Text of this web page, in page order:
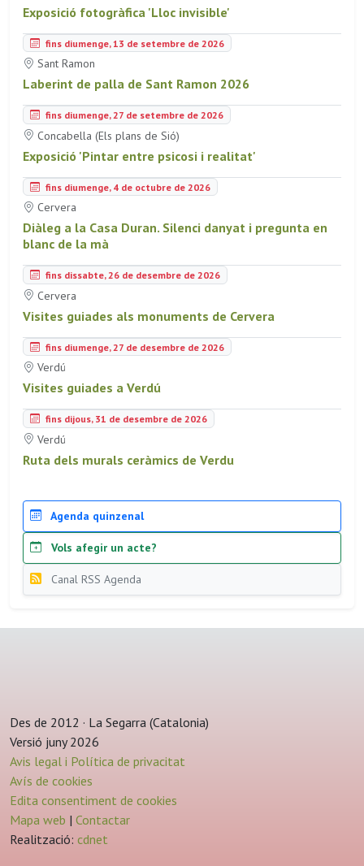
Exposició fotogràfica 'Lloc invisible'
fins diumenge, 13 de setembre de 2026
Sant Ramon
Laberint de palla de Sant Ramon 2026
fins diumenge, 27 de setembre de 2026
Concabella (Els plans de Sió)
Exposició 'Pintar entre psicosi i realitat'
fins diumenge, 4 de octubre de 2026
Cervera
Diàleg a la Casa Duran. Silenci danyat i pregunta en
blanc de la mà
fins dissabte, 26 de desembre de 2026
Cervera
Visites guiades als monuments de Cervera
fins diumenge, 27 de desembre de 2026
Verdú
Visites guiades a Verdú
fins dijous, 31 de desembre de 2026
Verdú
Ruta dels murals ceràmics de Verdu
Agenda quinzenal
Vols afegir un acte?
Canal RSS Agenda
Des de 2012 · La Segarra (Catalonia)
Versió juny 2026
Avis legal i Política de privacitat
Avís de cookies
Edita consentiment de cookies
Mapa web | Contactar
Realització: cdnet